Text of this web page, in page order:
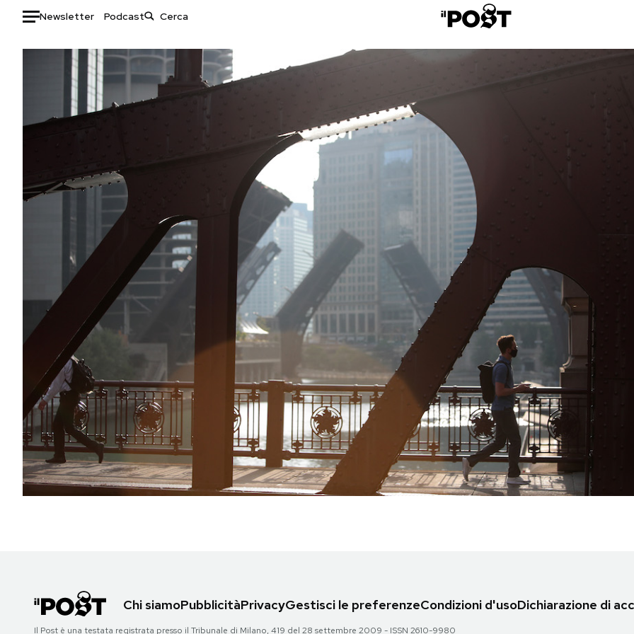
Newsletter Podcast
Auto
HOME
Italia
Tecnologia
Internet
Scienza
Cultura
Economia
Sport
Media
Europa
Altrecose
Mondiali calcio 2026
PODCAST
NEWSLETTER
I MIEI PREFERITI
SHOP
Area Personale
Newsletter
Chi siamoPubblicitàPrivacyGestisci le preferenzeCondizioni d'usoDichiarazione di
Il Post è una testata registrata presso il Tribunale di Milano, 419 del 28 settembre 2009 - ISSN 2610-9980